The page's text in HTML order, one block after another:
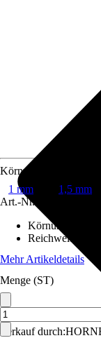
Verkauf durch:
Körnung
1 mm
1,5 mm
Art.-Nr.
Körnung
Reichweite (ca.)
Mehr Artikeldetails
Menge (ST)